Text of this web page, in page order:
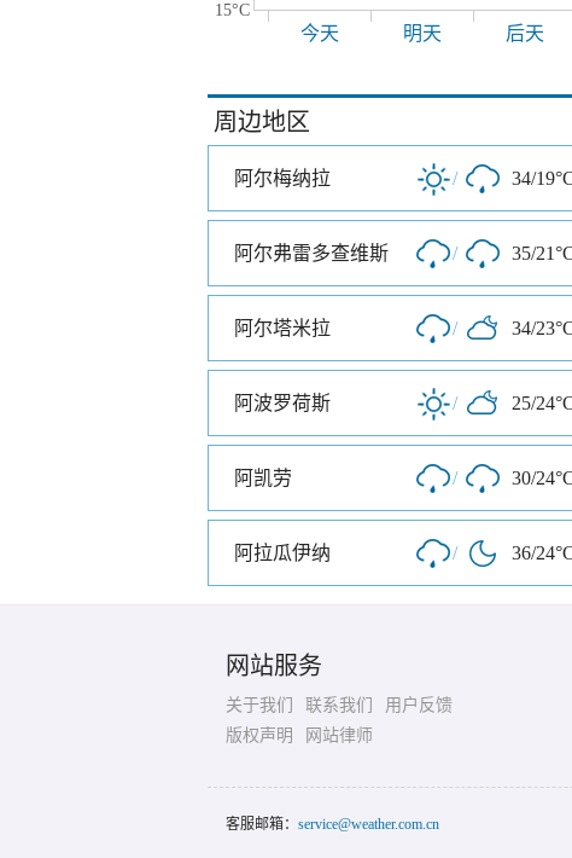
15°C
今天 明天 后天
周边地区
阿尔梅纳拉 / 34/
阿尔弗雷多查维斯 / 35/
阿尔塔米拉 / 34/
阿波罗荷斯 / 25/
阿凯劳 / 30/
阿拉瓜伊纳 / 36/
网站服务
关于我们 联系我们
用户反馈
版权声明
网站律师
客服邮箱： service@weather.com.cn